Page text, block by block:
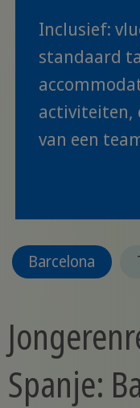
Inclusief:
standaard
activiteiten,
van een
Barcelona
Spanje: